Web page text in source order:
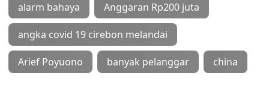
alarm bahaya Anggaran Rp200 juta
angka covid 19 cirebon melandai
Arief Poyuono banyak pelanggar china